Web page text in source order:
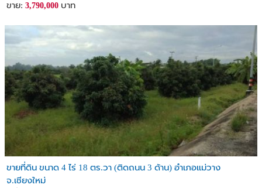
ขาย: 3,790,000 บาท
ขายที่ดิน ขนาด 4 ไร่ 18 ตร.วา (ติดถนน 3 ด้าน) อำเภอแม่วาง
จ.เชียงใหม่